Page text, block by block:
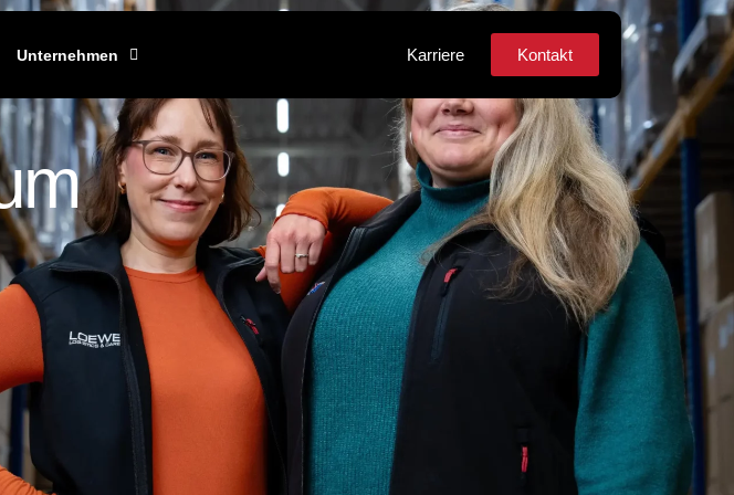
Unternehmen Karriere Kontakt